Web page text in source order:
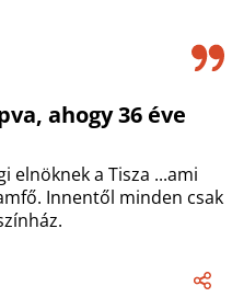
ahogy 36 éve
elnöknek a Tisza ...ami
Innentől minden csak